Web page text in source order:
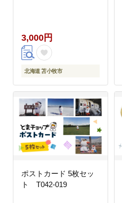
3,000円
北海道 苫小牧市
ポストカード 5枚セッ
ト T042-019